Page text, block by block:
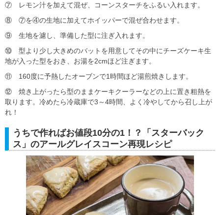
⑦ レモン汁を加えて混ぜ、コーンスターチをふるい入れます。
⑧ ⑦を④の生地に加えてホイッパーで混ぜ合わせます。
⑨ 生地を濾し、準備した型に注ぎ入れます。
⑩ 型より少し大きめのバットを用意してその中にチーズケーキ生
地が入った型をおき、お湯を2cmほど注ぎます。
⑪ 160度に予熱したオーブンで1時間ほど湯煎焼きします。
⑫ 焼き上がったら型のままケーキクーラーなどの上に置き粗熱を
取ります。冷めたら冷蔵庫で3～4時間、よく冷やしてから召し上が
れ！
うちで作ればお値段10分の1！？「スターバック
ス」のアールグレイスコーン再現レシピ